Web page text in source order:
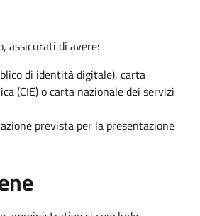
assicurati di avere:
di identità digitale), carta
(CIE) o carta nazionale dei servizi
prevista per la presentazione